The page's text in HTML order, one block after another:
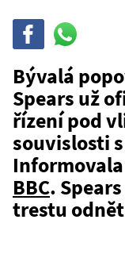
Sdílej
Bývalá
Spears už
řízení pod
souvislosti
BBC.
trestu